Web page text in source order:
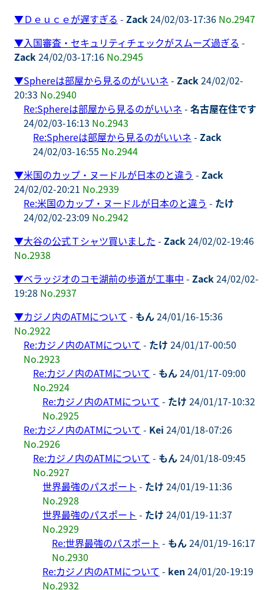
▼Ｄｅｕｃｅが遅すぎる - Zack24/02/03-17:36 No.2947
▼入国審査・セキュリティチェックがスムーズ過ぎる -
Zack24/02/03-17:16 No.2945
▼Sphereは部屋から見るのがいいネ - Zack24/02/02-
20:33 No.2940
Re:Sphereは部屋から見るのがいいネ - 名古屋在住です
24/02/03-16:13 No.2943
Re:Sphereは部屋から見るのがいいネ - Zack
24/02/03-16:55 No.2944
▼米国のカップ・ヌードルが日本のと違う - Zack
24/02/02-20:21 No.2939
Re:米国のカップ・ヌードルが日本のと違う - たけ
24/02/02-23:09 No.2942
▼大谷の公式Ｔシャツ買いました - Zack24/02/02-19:46
No.2938
▼ベラッジオのコモ湖前の歩道が工事中 - Zack24/02/02-
19:28 No.2937
▼カジノ内のATMについて - もん24/01/16-15:36
No.2922
Re:カジノ内のATMについて - たけ 24/01/17-00:50
No.2923
Re:カジノ内のATMについて - もん24/01/17-09:00
No.2924
Re:カジノ内のATMについて - たけ 24/01/17-10:32
No.2925
Re:カジノ内のATMについて - Kei 24/01/18-07:26
No.2926
Re:カジノ内のATMについて - もん24/01/18-09:45
No.2927
世界最強のパスポート - たけ 24/01/19-11:36
No.2928
世界最強のパスポート - たけ 24/01/19-11:37
No.2929
Re:世界最強のパスポート - もん24/01/19-16:17
No.2930
Re:カジノ内のATMについて - ken 24/01/20-19:19
No.2932